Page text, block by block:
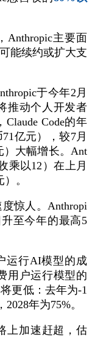
Anthropic主要面
能续约或扩大支
于今年2月
推动个人开发者
Code的年
亿元），较7月
）大幅增长。Ant
乘以12）在上月
。
惊人。Anthropi
至今年的最高5
运行AI模型的成
用户运行模型的
更低：去年为-1
年为75%。